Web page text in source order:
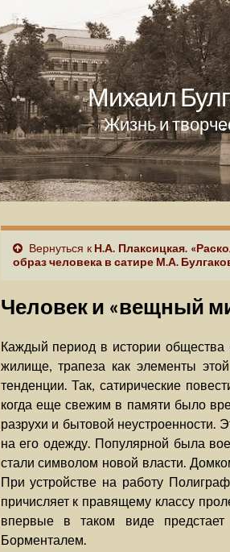
Михаил
Жизнь и
Вернуться к Н.А. Плаксицкая.
образ человека в сатире М.А.
Человек и «вещный
Каждый период в истории
жилище, трапеза как элементы
тенденции. Так, сатирические
когда еще свежим в памяти было
разрухи и бытовой неустроенности.
на его одежду. Популярной была
стали символом новой власти.
При устройстве на работу
причисляет к правящему классу
впервые в таком виде
Борменталем.